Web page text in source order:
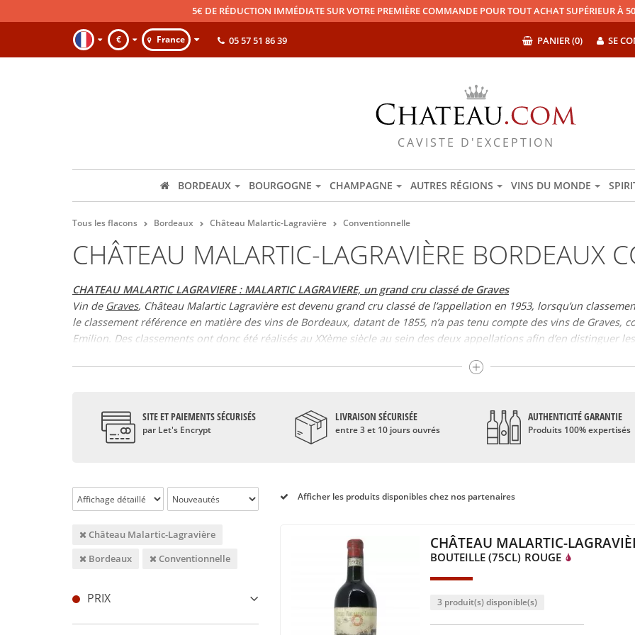
5€ DE RÉDUCTION IMMÉDIATE SUR VOTRE PREMIÈRE COMMANDE POUR TOUT ACHAT SUPÉRIEUR À
€ France SE
PANIER (0)
05 57 51 86 39
CAVISTE D'EXCEPTION
BORDEAUX BOURGOGNE CHAMPAGNE AUTRES RÉGIONS VINS DU MONDE
Tous les flacons Bordeaux Château Malartic-Lagravière Conventionnelle
CHÂTEAU MALARTIC-LAGRAVIÈRE BORDEAUX
CHATEAU MALARTIC LAGRAVIERE : MALARTIC LAGRAVIERE, un grand cru classé de Graves
Vin de Graves, Château Malartic Lagravière est devenu grand cru classé de l’appellation en 1953, lorsqu’un
le classement référence en matière des vins de Bordeaux, datant de 1855, n’a pas tenu compte des vins de Graves,
Emilion. Des classements ont donc été réalisés au XXème siècle au sein des deux appellations afin d’en distinguer
famille Ricard. Transmis à Jacques Marly, Château Malartic Lagravière passa également entre les mains de Laurent
n’en fasse l’acquisition en 1996. Depuis lors, ceux-ci dirigent ce cru bordelais, avec l’aide de leurs enfants, Jean-
second vin, La Réserve de Malartic est également produit dans les deux couleurs.
Le vignoble fait une cinquantaine d’hectares, situés sur un sol de graves avec un sous-sol calcaire. Le Merlot, le
le plus prisé du Château Malartic Lagravière.
En blanc, Château Malartic Lagravière se montre d’une grande finesse et révèle des subtilités aromatiques tout à
Ayant de nombreux grands millésimes, Bordeaux est une terre de vin ! Lieu historique de production du vin de
est connu pour ses millésimes de renommée internationale.
Il regroupe de nombreuses Appellations d’Origine Contrôlée telles que le Médoc, le Graves ou le Bordeaux
SITE ET PAIEMENTS SÉCURISÉS
par Let's Encrypt
LIVRAISON SÉCURISÉE
entre 3 et 10 jours ouvrés
AUTHENTICITÉ GARANTIE
Produits 100% expertisés
Afficher les produits disponibles chez nos partenaires
Château Malartic-Lagravière
Bordeaux
Conventionnelle
PRIX
CHÂTEAU MALARTIC-
BOUTEILLE (75CL) ROUGE
3 produit(s) disponible(s)